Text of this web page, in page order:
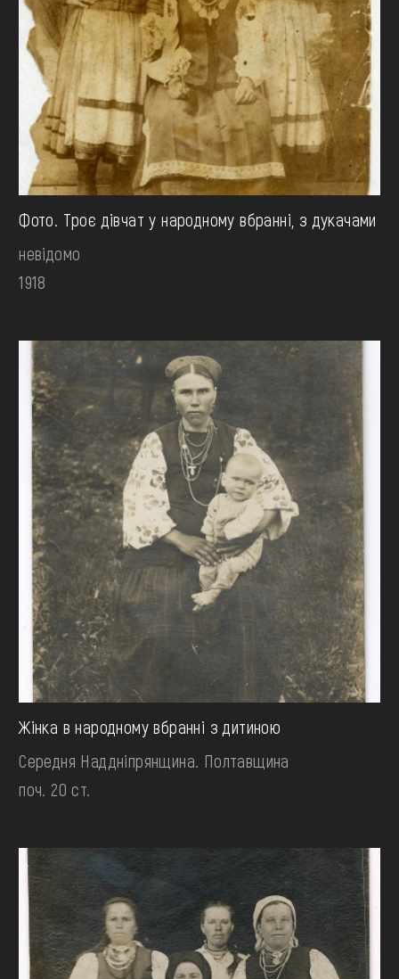
Фото. Троє дівчат у народному вбранні, з дукачами
невідомо
1918
Жінка в народному вбранні з дитиною
Середня Наддніпрянщина. Полтавщина
поч. 20 ст.